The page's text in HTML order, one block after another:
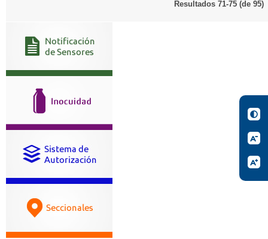
Resultados 71-75 (de 95)